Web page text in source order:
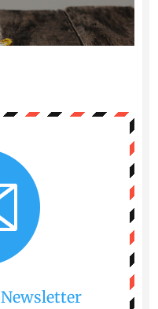
Newsletter